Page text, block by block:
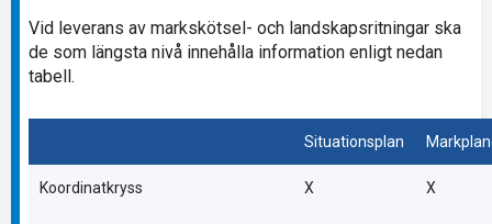
Vid leverans av markskötsel- och landskapsritningar ska
de som längsta nivå innehålla information enligt nedan
tabell.
Situationsplan
Koordinatkryss X X